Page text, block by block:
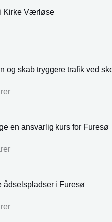
i Kirke Værløse
og skab tryggere trafik ved
en ansvarlig kurs for Furesø
ådselspladser i Furesø